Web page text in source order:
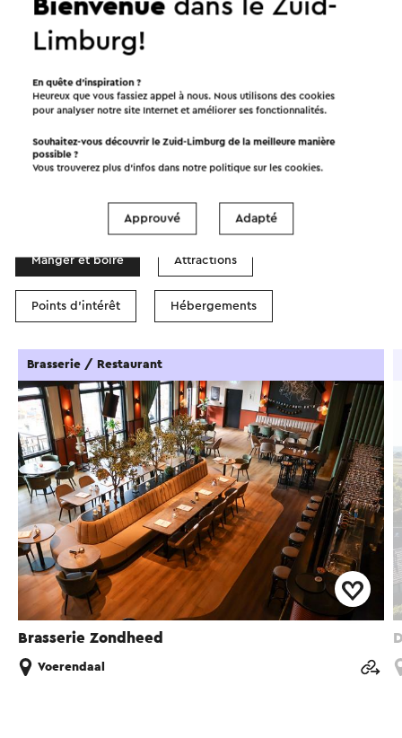
Démarrer l’itinéraire
Afficher les filtres
Dans la région
Manger et boire Attractions
Points d'intérêt Hébergements
Brasserie Zondheed
Brasserie / Restaurant
Voerendaal
Bienvenuedans le Zuid-
Limburg!
En quête d’inspiration ?
Heureux que vous fassiez appel à nous. Nous utilisons des cookies
pour analyser notre site Internet et améliorer ses fonctionnalités.
Souhaitez-vous découvrir le Zuid-Limburg de la meilleure manière
possible ?
Vous trouverez plus d’infos dans notre politique sur lescookies.
Approuvé Adapté